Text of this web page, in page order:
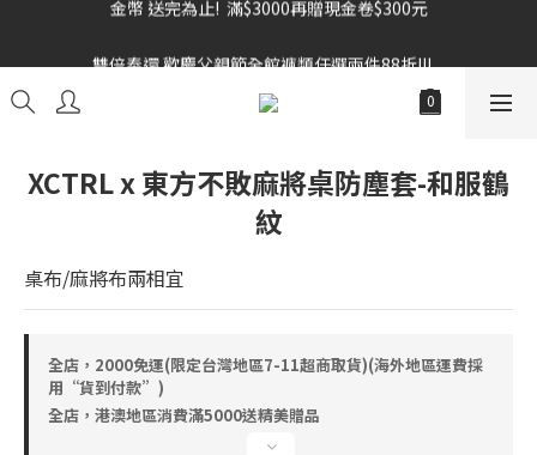
全館消費滿額$1680贈3D好野貓公仔(絲綢鐵黑) 滿額$2499贈達摩
金幣 送完為止!  滿$3000再贈現金卷$300元
雙倍奉還 歡慶父親節全館褲類任選兩件88折!!!
XCTRL x 東方不敗麻將桌防塵套-和服鶴
紋
桌布/麻將布兩相宜
全店，2000免運(限定台灣地區7-11超商取貨)(海外地區運費採
用“貨到付款”)
全店，港澳地區消費滿5000送精美贈品